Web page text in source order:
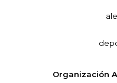
Organización